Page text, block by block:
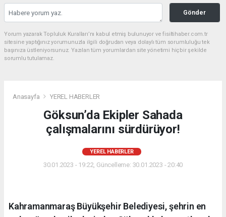
Gönder
Yorum yazarak Topluluk Kuralları’nı kabul etmiş bulunuyor ve fisiltihaber.com.tr
sitesine yaptığınız yorumunuzla ilgili doğrudan veya dolaylı tüm sorumluluğu tek
başınıza üstleniyorsunuz. Yazılan tüm yorumlardan site yönetimi hiçbir şekilde
sorumlu tutulamaz.
Anasayfa YEREL HABERLER
Göksun’da Ekipler Sahada
çalışmalarını sürdürüyor!
YEREL HABERLER
30.01.2023 - 19:22, Güncelleme: 30.01.2023 - 20:40
Kahramanmaraş Büyükşehir Belediyesi, şehrin en